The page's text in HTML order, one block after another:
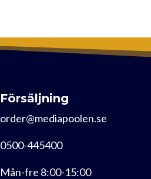
Försäljning
order@mediapoolen.se
0500-445400
Mån-fre 8:00-15:00